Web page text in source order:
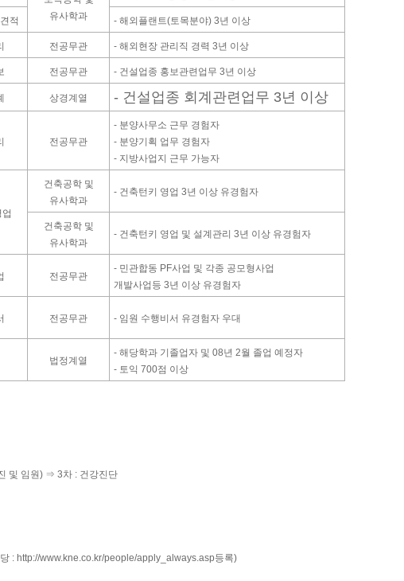
유사학과
적 - 해외플랜트(토목분야) 3년 이상
전공무관 - 해외현장 관리직 경력 3년 이상
전공무관 - 건설업종 홍보관련업무 3년 이상
상경계열 - 건설업종 회계관련업무 3년 이상
전공무관
- 분양사무소 근무 경험자
- 분양기획 업무 경험자
- 지방사업지 근무 가능자
건축공학 및
유사학과
- 건축턴키 영업 3년 이상 유경험자
건축공학 및
유사학과
- 건축턴키 영업 및 설계관리 3년 이상 유경험자
전공무관
- 민관합동 PF사업 및 각종 공모형사업
개발사업등 3년 이상 유경험자
전공무관 - 임원 수행비서 유경험자 우대
법정계열
- 해당학과 기졸업자 및 08년 2월 졸업 예정자
- 토익 700점 이상
및 임원) ⇒ 3차 : 건강진단
: http://www.kne.co.kr/people/apply_always.asp등록)